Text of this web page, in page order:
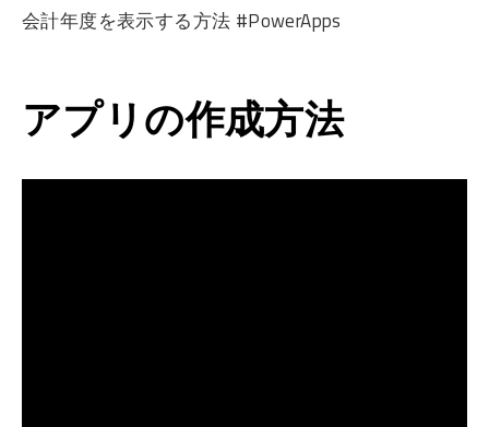
会計年度を表示する方法 #PowerApps
アプリの作成方法